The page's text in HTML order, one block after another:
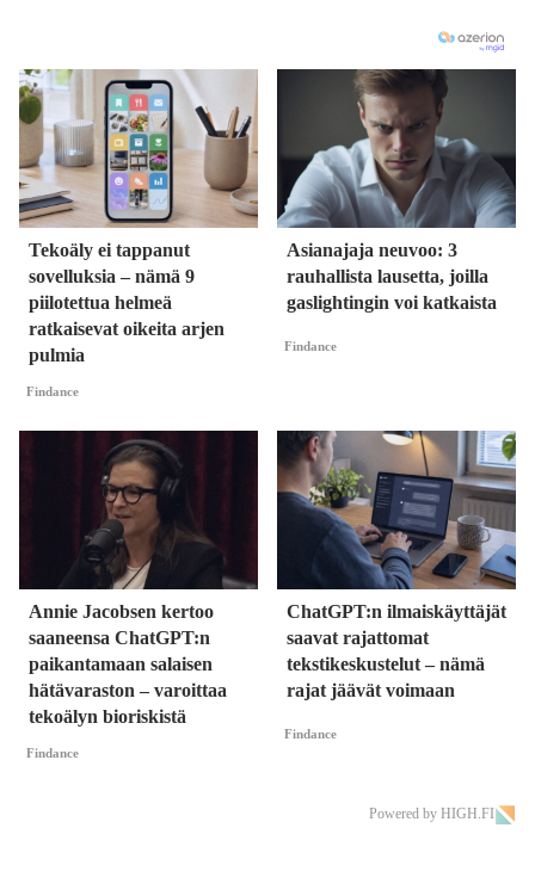
Tekoäly ei tappanut
sovelluksia – nämä 9
piilotettua helmeä
ratkaisevat oikeita arjen
pulmia
Findance
Asianajaja neuvoo: 3
rauhallista lausetta, joilla
gaslightingin voi katkaista
Findance
Annie Jacobsen kertoo
saaneensa ChatGPT:n
paikantamaan salaisen
hätävaraston – varoittaa
tekoälyn bioriskistä
Findance
ChatGPT:n ilmaiskäyttäjät
saavat rajattomat
tekstikeskustelut – nämä
rajat jäävät voimaan
Findance
Powered by HIGH.FI